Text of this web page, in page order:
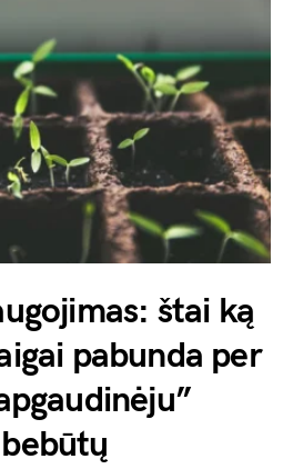
štai ką
pabunda per